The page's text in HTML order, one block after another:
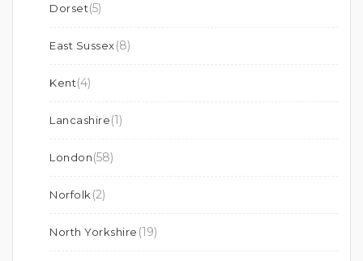
Dorset(5)
East Sussex(8)
Kent(4)
Lancashire(1)
London(58)
Norfolk (2)
North Yorkshire (19)